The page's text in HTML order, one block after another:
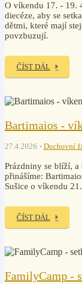
O víkendu 17. - 19.
diecéze, aby se
dětmi, které mají
povzbuzují.
ČÍST DÁL
Bartimaios -
27.4.2026 Duchovní
Prázdniny se blíží,
přinášíme:
Sušice o víkendu
ČÍST DÁL
FamilyCamp -